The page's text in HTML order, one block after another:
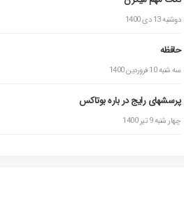
دوشنبه 13 دی 1400
حافظه
سه شنبه 10 فروردین 1400
پرسشهای رایج در باره بوتاکس
چهار شنبه 9 تیر 1400